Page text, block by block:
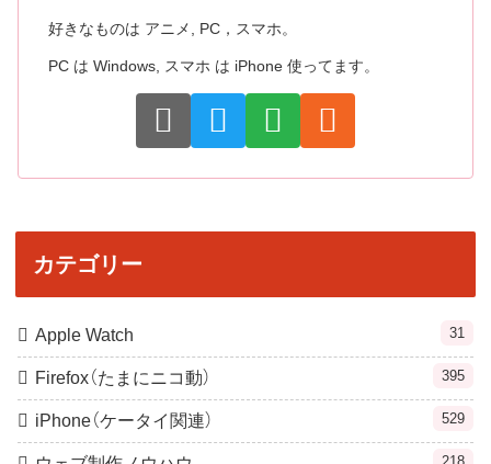
好きなものは アニメ, PC，スマホ。
PC は Windows, スマホ は iPhone 使ってます。
カテゴリー
Apple Watch 31
Firefox（たまにニコ動） 395
iPhone（ケータイ関連） 529